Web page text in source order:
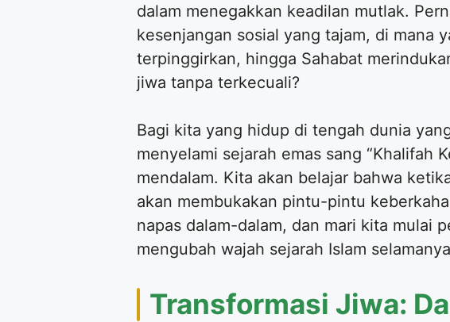
dalam menegakkan keadilan mutlak.
kesenjangan sosial yang tajam, di mana
terpinggirkan, hingga Sahabat
jiwa tanpa terkecuali?
Bagi kita yang hidup di tengah dunia
menyelami sejarah emas sang “Khalifah
mendalam. Kita akan belajar bahwa
akan membukakan pintu-pintu
napas dalam-dalam, dan mari kita mulai
mengubah wajah sejarah Islam
Transformasi Jiwa: